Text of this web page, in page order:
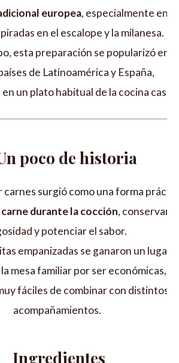
europea, especialmente en
en el escalope y la milanesa.
esta preparación se popularizó en
de Latinoamérica y España,
un plato habitual de la cocina
poco de historia
carnes surgió como una forma
durante la cocción, conservar
y potenciar el sabor.
empanizadas se ganaron un lugar
mesa familiar por ser económicas,
fáciles de combinar con distintos
acompañamientos.
Ingredientes